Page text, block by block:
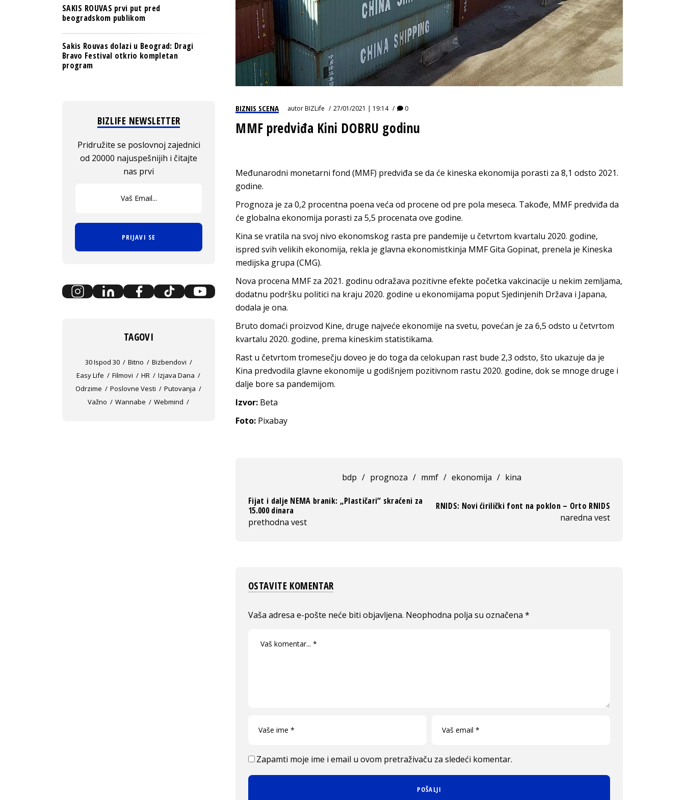
BIZNIS SCENA autorBIZLife 27/01/2021 | 19:14 0
MMF predviđa Kini DOBRU godinu
Međunarodni monetarni fond (MMF) predviđa se da će kineska ekonomija porasti za 8,1 odsto 2021.
godine.
Prognoza je za 0,2 procentna poena veća od procene od pre pola meseca. Takođe, MMF predviđa da
će globalna ekonomija porasti za 5,5 procenata ove godine.
Kina se vratila na svoj nivo ekonomskog rasta pre pandemije u četvrtom kvartalu 2020. godine,
ispred svih velikih ekonomija, rekla je glavna ekonomistkinja MMF Gita Gopinat, prenela je Kineska
medijska grupa (CMG).
Nova procena MMF za 2021. godinu odražava pozitivne efekte početka vakcinacije u nekim zemljama,
dodatnu podršku politici na kraju 2020. godine u ekonomijama poput Sjedinjenih Država i Japana,
dodala je ona.
Bruto domaći proizvod Kine, druge najveće ekonomije na svetu, povećan je za 6,5 odsto u četvrtom
kvartalu 2020. godine, prema kineskim statistikama.
Rast u četvrtom tromesečju doveo je do toga da celokupan rast bude 2,3 odsto, što ukazuje da je
Kina predvodila glavne ekonomije u godišnjem pozitivnom rastu 2020. godine, dok se mnoge druge i
dalje bore sa pandemijom.
Izvor: Beta
Foto: Pixabay
bdp / prognoza / mmf / ekonomija / kina
Fijat i dalje NEMA branik: „Plastičari“ skraćeni za
15.000 dinara
prethodna vest
RNIDS: Novi ćirilički font na poklon – Orto RNIDS
naredna vest
OSTAVITE KOMENTAR
Vaša adresa e-pošte neće biti objavljena. Neophodna polja su označena *
Zapamti moje ime i email u ovom pretraživaču za sledeći komentar.
SAKIS ROUVAS prvi put pred
beogradskom publikom
Sakis Rouvas dolazi u Beograd: Dragi
Bravo Festival otkrio kompletan
program
BIZLIFE NEWSLETTER
Pridružite se poslovnoj zajednici
od 20000 najuspešnijih i čitajte
nas prvi
PRIJAVI SE
TAGOVI
30 Ispod 30 Bitno
Bizbendovi
Easy Life
Filmovi HR
Izjava Dana
Odrzime
Poslovne Vesti
Putovanja
Važno
Wannabe Webmind